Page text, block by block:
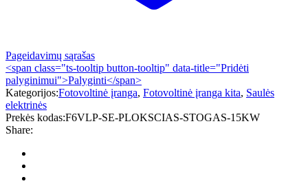
Pageidavimų sąrašas
<span class="ts-tooltip button-tooltip" data-title="Pridėti
palyginimui">Palyginti</span>
Kategorijos:Fotovoltinė įranga, Fotovoltinė įranga kita, Saulės
elektrinės
Prekės kodas:F6VLP-SE-PLOKSCIAS-STOGAS-15KW
Share: